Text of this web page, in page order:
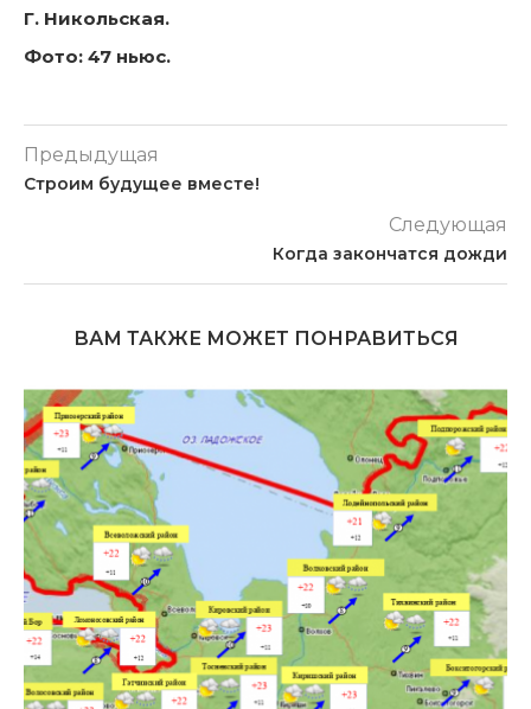
Г. Никольская.
Фото: 47 ньюс.
Предыдущая
Строим будущее вместе!
Следующая
Когда закончатся дожди
ВАМ ТАКЖЕ МОЖЕТ ПОНРАВИТЬСЯ